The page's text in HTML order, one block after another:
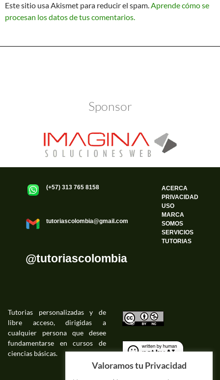
Este sitio usa Akismet para reducir el spam.Aprende cómo se
procesan los datos de tus comentarios.
Sponsor
(+57) 313 765 8158
tutoriascolombia@gmail.com
@tutoriascolombia
ACERCA
PRIVACIDAD
USO
MARCA
SOMOS
SERVICIOS
TUTORIAS
Tutorias personalizadas y de
libre acceso, dirigidas a
cualquier persona que desee
fundamentarse en cursos de
ciencias básicas.
©
©
Valoramos tu Privacidad